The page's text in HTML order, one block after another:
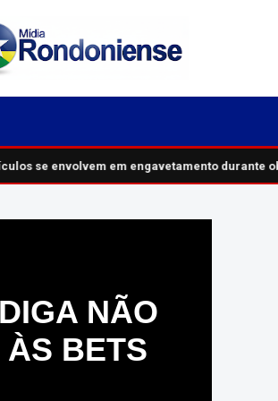
se envolvem em engavetamento durante
DIGA NÃO
ÀS BETS